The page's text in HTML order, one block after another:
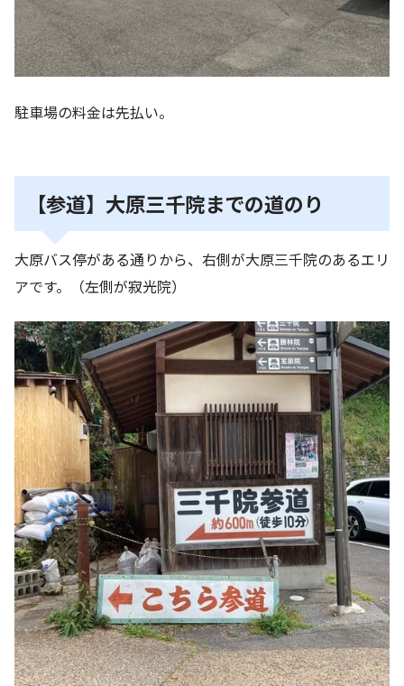
駐車場の料金は先払い。
【参道】大原三千院までの道のり
大原バス停がある通りから、右側が大原三千院のあるエリ
アです。（左側が寂光院）